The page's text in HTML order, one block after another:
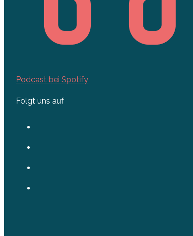
Podcast bei Spotify
Folgt uns auf